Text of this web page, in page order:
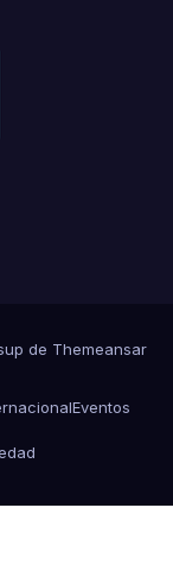
de Themeansar
Eventos